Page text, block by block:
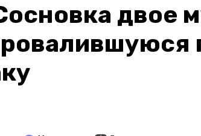
двое